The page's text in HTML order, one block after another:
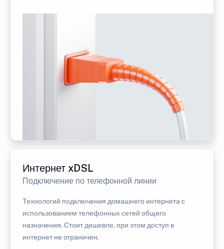
Интернет xDSL
Подключение по телефонной линии
Технологий подключения домашнего интернета с
использованием телефонных сетей общего
назначения. Стоит дешевле, при этом доступ в
интернет не ограничен.